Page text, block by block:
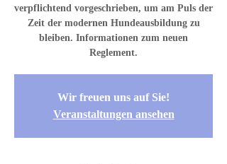
verpflichtend vorgeschrieben, um am Puls der
Zeit der modernen Hundeausbildung zu
bleiben. Informationen zum neuen
Reglement.
Wir freuen uns auf Sie!
Veranstaltungen ansehen